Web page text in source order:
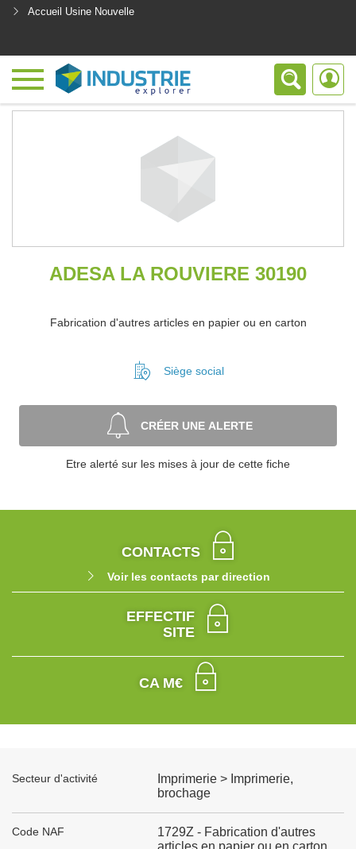
Accueil Usine Nouvelle
ADESA LA ROUVIERE 30190
Fabrication d'autres articles en papier ou en carton
Siège social
CRÉER UNE ALERTE
Etre alerté sur les mises à jour de cette fiche
CONTACTS
Voir les contacts par direction
EFFECTIF
SITE
CA M€
Secteur d'activité
Imprimerie > Imprimerie,
brochage
Code NAF
1729Z - Fabrication d'autres
articles en papier ou en carton